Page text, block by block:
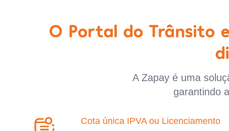
O Portal do Trânsito
A Zapay é uma
garantindo
Cota única IPVA ou Licenciamento